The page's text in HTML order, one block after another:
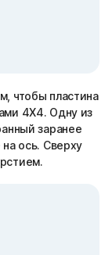
чтобы пластина
4Х4. Одну из
заранее
ось. Сверху